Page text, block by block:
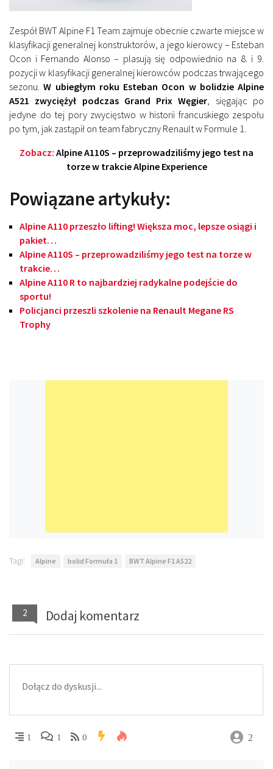
Zespół BWT Alpine F1 Team zajmuje obecnie czwarte miejsce w
klasyfikacji generalnej konstruktorów, a jego kierowcy – Esteban
Ocon i Fernando Alonso – plasują się odpowiednio na 8. i 9.
pozycji w klasyfikacji generalnej kierowców podczas trwającego
sezonu.W ubiegłym roku Esteban Ocon w bolidzie Alpine
A521 zwyciężył podczas Grand Prix Węgier , sięgając po
jedyne do tej pory zwycięstwo w historii francuskiego zespołu
po tym, jak zastąpił on team fabryczny Renault w Formule 1.
Zobacz: Alpine A110S – przeprowadziliśmy jego test na
torze w trakcie Alpine Experience
Powiązane artykuły:
Alpine A110 przeszło lifting! Większa moc, lepsze osiągi i
pakiet…
Alpine A110S – przeprowadziliśmy jego test na torze w
trakcie…
Alpine A110 R to najbardziej radykalne podejście do
sportu!
Policjanci przeszli szkolenie na Renault Megane RS
Trophy
Tagi: Alpine bolid Formuła 1 BWT Alpine F1 A522
2 Dodaj komentarz
1 1 0 2